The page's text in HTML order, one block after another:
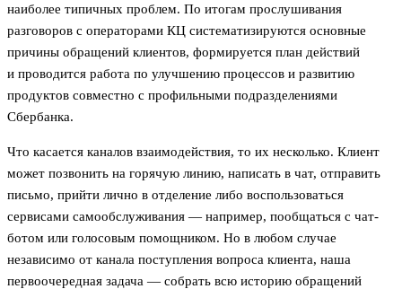
наиболее типичных проблем. По итогам прослушивания
разговоров с операторами КЦ систематизируются основные
причины обращений клиентов, формируется план действий
и проводится работа по улучшению процессов и развитию
продуктов совместно с профильными подразделениями
Сбербанка.
Что касается каналов взаимодействия, то их несколько. Клиент
может позвонить на горячую линию, написать в чат, отправить
письмо, прийти лично в отделение либо воспользоваться
сервисами самообслуживания — например, пообщаться с чат-
ботом или голосовым помощником. Но в любом случае
независимо от канала поступления вопроса клиента, наша
первоочередная задача — собрать всю историю обращений